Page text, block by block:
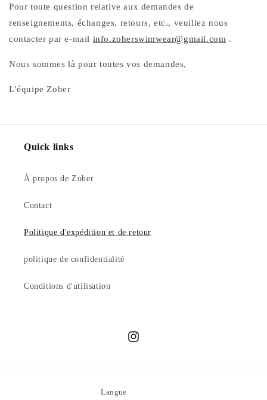
Pour toute question relative aux demandes de
renseignements, échanges, retours, etc., veuillez nous
contacter par e-mail info.zoherswimwear@gmail.com .
Nous sommes là pour toutes vos demandes,
L'équipe Zoher
Quick links
À propos de Zoher
Contact
Politique d'expédition et de retour
politique de confidentialité
Conditions d'utilisation
Instagram
Langue